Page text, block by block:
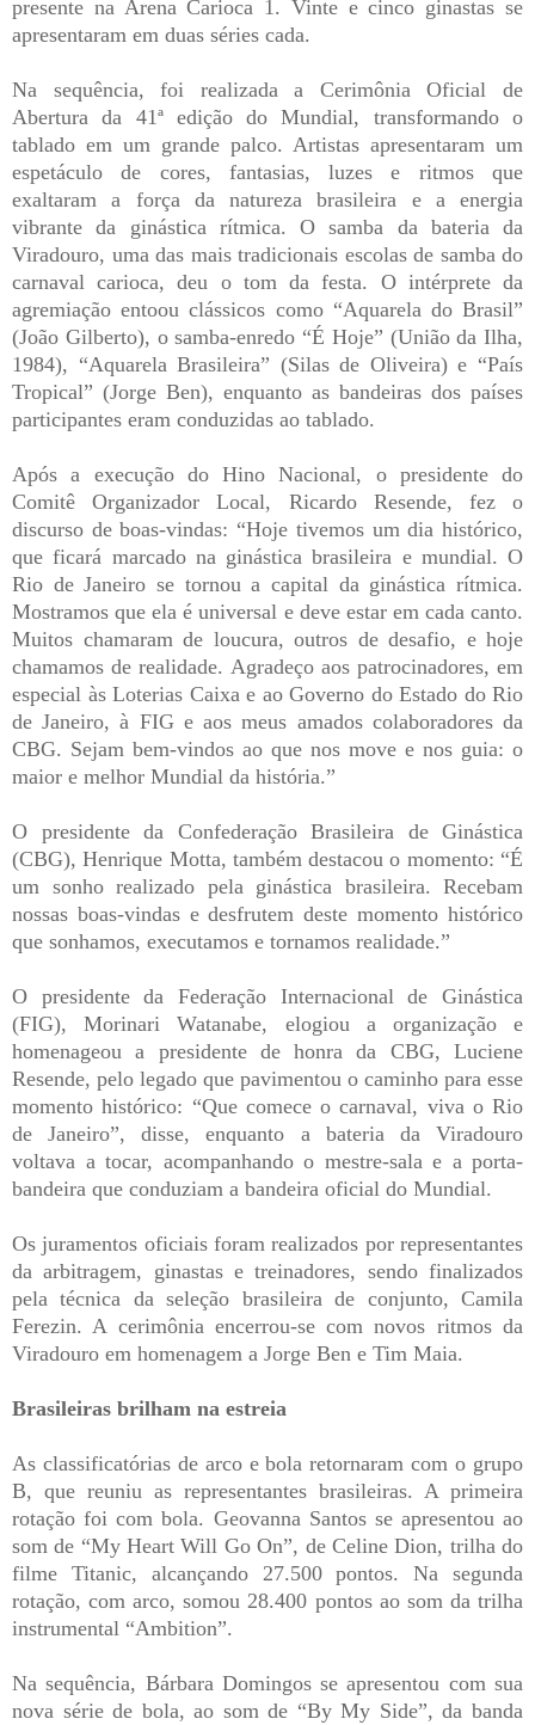
presente na Arena Carioca 1. Vinte e cinco ginastas se
apresentaram em duas séries cada.
Na sequência, foi realizada a Cerimônia Oficial de
Abertura da 41ª edição do Mundial, transformando o
tablado em um grande palco. Artistas apresentaram um
espetáculo de cores, fantasias, luzes e ritmos que
exaltaram a força da natureza brasileira e a energia
vibrante da ginástica rítmica. O samba da bateria da
Viradouro, uma das mais tradicionais escolas de samba do
carnaval carioca, deu o tom da festa. O intérprete da
agremiação entoou clássicos como “Aquarela do Brasil”
(João Gilberto), o samba-enredo “É Hoje” (União da Ilha,
1984), “Aquarela Brasileira” (Silas de Oliveira) e “País
Tropical” (Jorge Ben), enquanto as bandeiras dos países
participantes eram conduzidas ao tablado.
Após a execução do Hino Nacional, o presidente do
Comitê Organizador Local, Ricardo Resende, fez o
discurso de boas-vindas: “Hoje tivemos um dia histórico,
que ficará marcado na ginástica brasileira e mundial. O
Rio de Janeiro se tornou a capital da ginástica rítmica.
Mostramos que ela é universal e deve estar em cada canto.
Muitos chamaram de loucura, outros de desafio, e hoje
chamamos de realidade. Agradeço aos patrocinadores, em
especial às Loterias Caixa e ao Governo do Estado do Rio
de Janeiro, à FIG e aos meus amados colaboradores da
CBG. Sejam bem-vindos ao que nos move e nos guia: o
maior e melhor Mundial da história.”
O presidente da Confederação Brasileira de Ginástica
(CBG), Henrique Motta, também destacou o momento: “É
um sonho realizado pela ginástica brasileira. Recebam
nossas boas-vindas e desfrutem deste momento histórico
que sonhamos, executamos e tornamos realidade.”
O presidente da Federação Internacional de Ginástica
(FIG), Morinari Watanabe, elogiou a organização e
homenageou a presidente de honra da CBG, Luciene
Resende, pelo legado que pavimentou o caminho para esse
momento histórico: “Que comece o carnaval, viva o Rio
de Janeiro”, disse, enquanto a bateria da Viradouro
voltava a tocar, acompanhando o mestre-sala e a porta-
bandeira que conduziam a bandeira oficial do Mundial.
Os juramentos oficiais foram realizados por representantes
da arbitragem, ginastas e treinadores, sendo finalizados
pela técnica da seleção brasileira de conjunto, Camila
Ferezin. A cerimônia encerrou-se com novos ritmos da
Viradouro em homenagem a Jorge Ben e Tim Maia.
Brasileiras brilham na estreia
As classificatórias de arco e bola retornaram com o grupo
B, que reuniu as representantes brasileiras. A primeira
rotação foi com bola. Geovanna Santos se apresentou ao
som de “My Heart Will Go On”, de Celine Dion, trilha do
filme Titanic, alcançando 27.500 pontos. Na segunda
rotação, com arco, somou 28.400 pontos ao som da trilha
instrumental “Ambition”.
Na sequência, Bárbara Domingos se apresentou com sua
nova série de bola, ao som de “By My Side”, da banda